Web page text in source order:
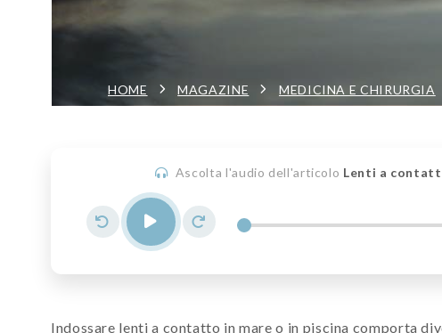
HOME MAGAZINE MEDICINA E CHIRURGIA
Ascolta l'audio dell'articolo Lenti a
Indossare lenti a contatto in mare o in piscina comporta